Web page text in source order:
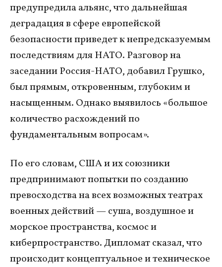
предупредила альянс, что дальнейшая
деградация в сфере европейской
безопасности приведет к непредсказуемым
последствиям для НАТО. Разговор на
заседании Россия-НАТО, добавил Грушко,
был прямым, откровенным, глубоким и
насыщенным. Однако выявилось «большое
количество расхождений по
фундаментальным вопросам».
По его словам, США и их союзники
предпринимают попытки по созданию
превосходства на всех возможных театрах
военных действий — суша, воздушное и
морское пространства, космос и
киберпространство. Дипломат сказал, что
происходит концептуальное и техническое